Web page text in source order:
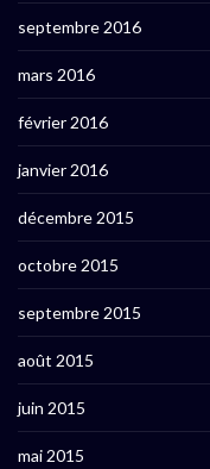
septembre 2016
mars 2016
février 2016
janvier 2016
décembre 2015
octobre 2015
septembre 2015
août 2015
juin 2015
mai 2015